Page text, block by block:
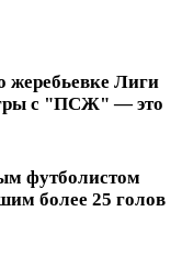
жеребьевке Лиги
с "ПСЖ" — это
футболистом
более 25 голов